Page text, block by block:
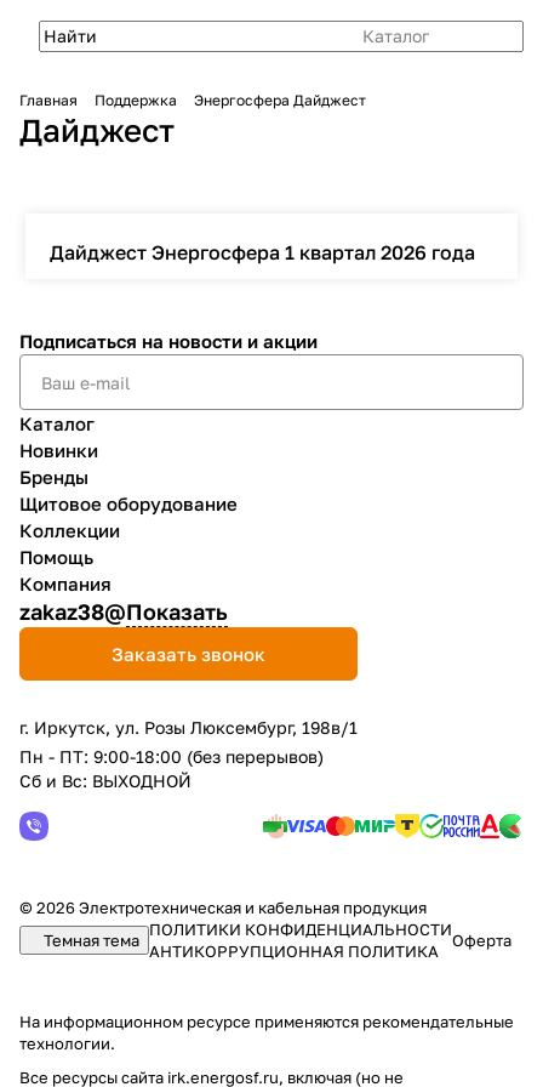
Каталог
Главная Поддержка Энергосфера Дайджест
Дайджест
Дайджест
Дайджест Энергосфера 1 квартал 2026 года
Подписаться на новости и акции
Каталог
Новинки
Бренды
Щитовое оборудование
Коллекции
Помощь
Компания
zakaz38@Показать
Заказать звонок
г. Иркутск, ул. Розы Люксембург, 198в/1
Пн - ПТ: 9:00-18:00 (без перерывов)
Сб и Вс: ВЫХОДНОЙ
© 2026 Электротехническая и кабельная продукция
Темная тема
ПОЛИТИКИ КОНФИДЕНЦИАЛЬНОСТИ
АНТИКОРРУПЦИОННАЯ ПОЛИТИКА
Оферта
На информационном ресурсе применяются рекомендательные
технологии.
Все ресурсы сайта irk.energosf.ru, включая (но не